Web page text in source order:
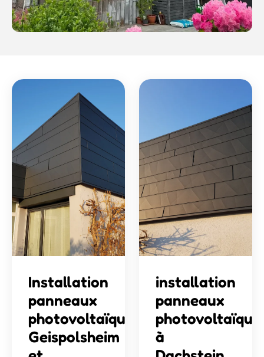
Installation
panneaux
photovoltaïques
Geispolsheim
installation
panneaux
à